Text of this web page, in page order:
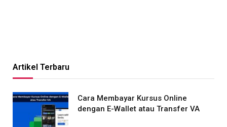
Artikel Terbaru
Cara Membayar Kursus Online
dengan E-Wallet atau Transfer VA